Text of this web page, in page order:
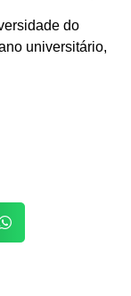
do
universitário,